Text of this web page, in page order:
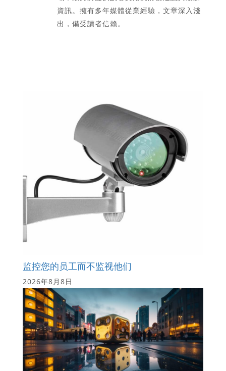
資訊。擁有多年媒體從業經驗，文章深入淺
出，備受讀者信賴。
监控您的员工而不监视他们
2026年8月8日